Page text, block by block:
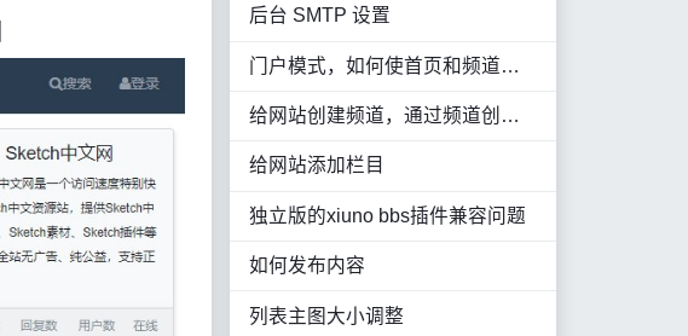
后台 SMTP 设置
门户模式，如何使首页和频道显示内容
给网站创建频道，通过频道创建各种内容丰富的页面
给网站添加栏目
独立版的xiuno bbs插件兼容问题
如何发布内容
列表主图大小调整